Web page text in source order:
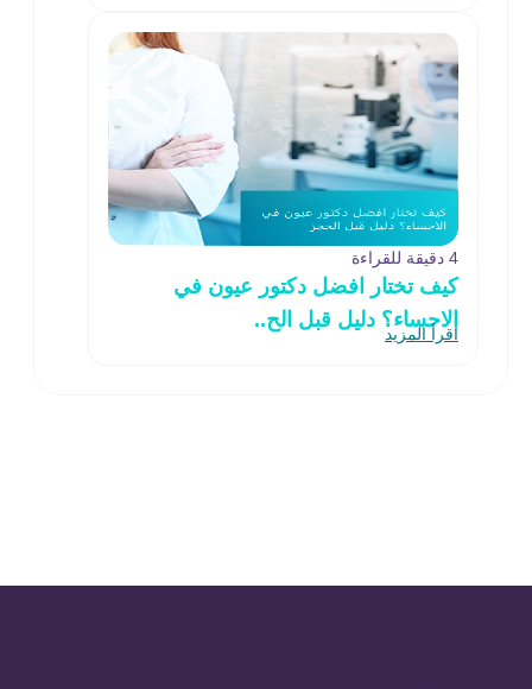
4 دقيقة للقراءة
كيف تختار افضل دكتور عيون في
الاحساء؟ دليل قبل الح..
اقرأ المزيد